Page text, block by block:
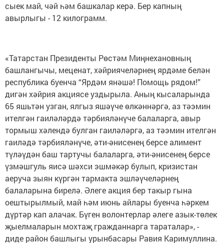
сыек май, чәй һәм башкалар керә. Бер капның
авырлыгы - 12 килограмм.
«Татарстан Президенты Рөстәм Миңнехановның
башлангычы, меценат, хәйриячеләрнең ярдәме белән
республика буенча “Ярдәм янәшә! Помощь рядом!”
дигән хәйрия акциясе уздырыла. Аның кысаларында
65 яшьтән узган, ялгыз яшәүче өлкәннәргә, аз тәэмин
ителгән гаиләләрдә тәрбияләнүче балаларга, авыр
тормыш хәлендә булган гаиләләргә, аз тәэмин ителгән
гаиләдә тәрбияләнүче, әти-әнисенең берсе алимент
түләүдән баш тартучы балаларга, әти-әнисенең берсе
үзмәшгуль яисә шәхси эшмәкәр булып, кризистан
аеруча зыян күргән тармакта эшләүчеләрнең
балаларына бирелә. Әлеге акция бер такыр гына
оештырылмый, май һәм июнь айлары буенча һәркем
дүртәр кап алачак. Бүген волонтерлар әлеге азык-төлек
җыелмаларын мохтаҗ гражданнарга тараталар», -
диде район башлыгы урынбасары Равия Каримуллина.